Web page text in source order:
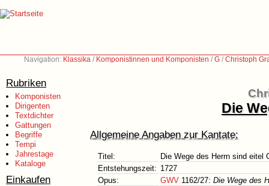
Navigation: Klassika / Komponistinnen und Komponisten /G /Christoph
Rubriken
Komponisten
Dirigenten
Textdichter
Gattungen
Begriffe
Tempi
Jahrestage
Kataloge
Einkaufen
Die
Allgemeine Angaben zur Kantate:
Titel:
Die Wege des Herrn sind eitel
Entstehungszeit: 1727
Opus:
GWV 1162/27: Die Wege des